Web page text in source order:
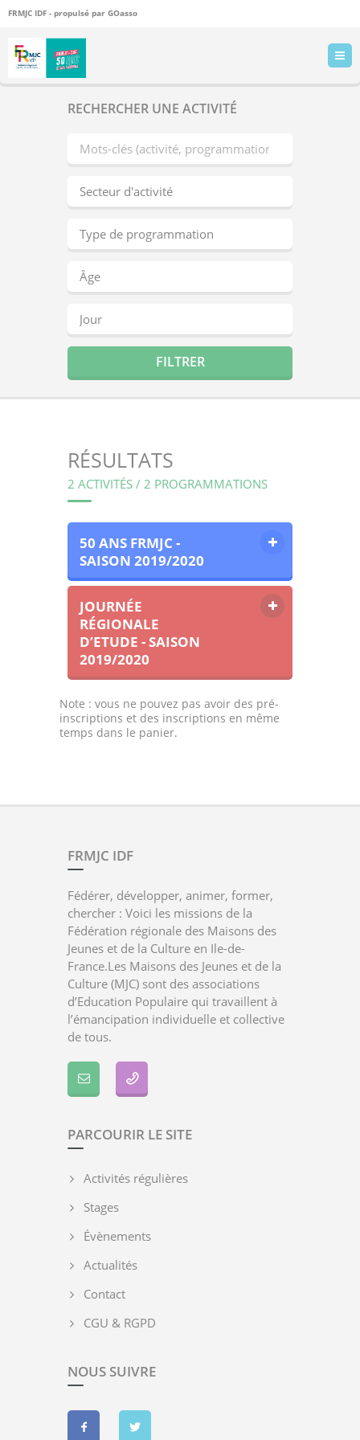
FRMJC IDF - propulsé par GOasso
RECHERCHER UNE ACTIVITÉ
RÉSULTATS
2 ACTIVITÉS / 2 PROGRAMMATIONS
50 ANS FRMJC -
SAISON 2019/2020
JOURNÉE
RÉGIONALE
D’ETUDE - SAISON
2019/2020
Note : vous ne pouvez pas avoir des pré-
inscriptions et des inscriptions en même
temps dans le panier.
FRMJC IDF
Fédérer, développer, animer, former,
chercher : Voici les missions de la
Fédération régionale des Maisons des
Jeunes et de la Culture en Ile-de-
France.Les Maisons des Jeunes et de la
Culture (MJC) sont des associations
d’Education Populaire qui travaillent à
l’émancipation individuelle et collective
de tous.
PARCOURIR LE SITE
Activités régulières
Stages
Évènements
Actualités
Contact
CGU & RGPD
NOUS SUIVRE